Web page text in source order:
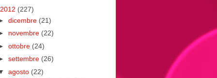
2012 (227)
dicembre (21)
novembre (22)
ottobre (24)
settembre (26)
agosto (22)